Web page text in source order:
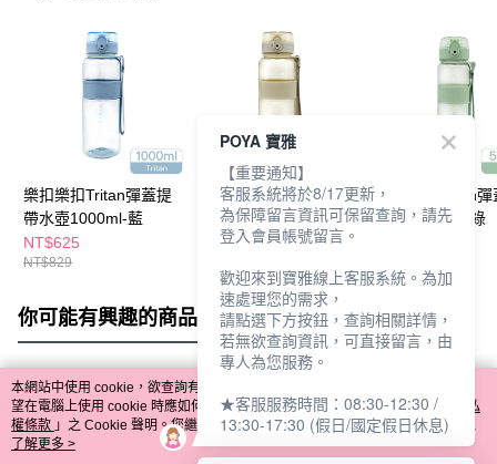
樂扣樂扣Tritan彈蓋提
帶水壺1000ml-藍
NT$625
NT$829
樂扣樂扣Tritan彈蓋提
帶水壺650ml-灰
NT$510
樂扣樂扣Tritan彈
帶水壺500ml-綠
你可能有興趣的商品 全站排行
熱門標籤
本網站中使用 cookie，欲查詢有關本網站使用 cookie 方式之詳情，及若您不希
望在電腦上使用 cookie 時應如何變更電腦的 cookie 設定，請參閱本網站「
隱私
權條款 」之 Cookie 聲明。您繼續使用本網站即表示您同意本公司得按本網站使
用條款之 Cookie 聲明使用 cookie。
了解更多 >
POYA 寶雅
【重要通知】
客服系統將於8/17更新，
為保障留言資訊可保留查詢，請先
登入會員帳號留言。
歡迎來到寶雅線上客服系統。為加
速處理您的需求，
請點選下方按鈕，查詢相關詳情，
若無欲查詢資訊，可直接留言，由
專人為您服務。
★客服服務時間：08:30-12:30 /
13:30-17:30 (假日/國定假日休息)